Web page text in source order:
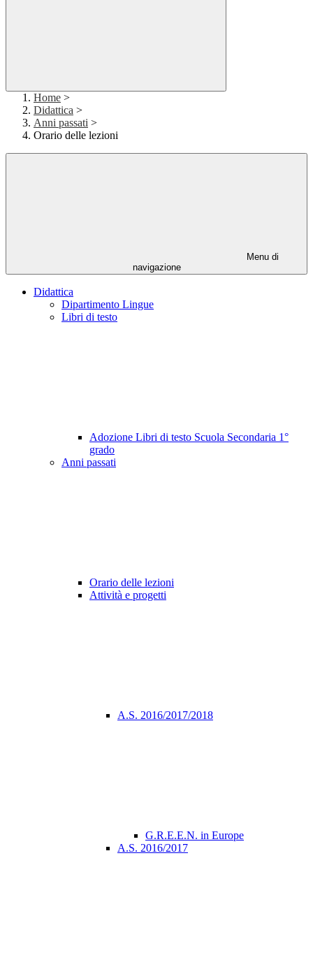
Home >
Didattica >
Anni passati >
Orario delle lezioni
Menu di
navigazione
Didattica
Dipartimento Lingue
Libri di testo
Adozione Libri di testo Scuola Secondaria 1°
grado
Anni passati
Orario delle lezioni
Attività e progetti
A.S. 2016/2017/2018
G.R.E.E.N. in Europe
A.S. 2016/2017